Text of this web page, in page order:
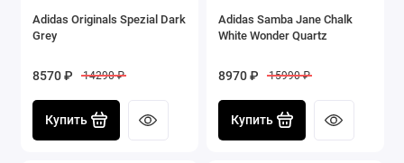
Adidas Originals Spezial Dark
Grey
8570 ₽ 14290 ₽
Купить
Adidas Samba Jane Chalk
White Wonder Quartz
8970 ₽ 15990 ₽
Купить